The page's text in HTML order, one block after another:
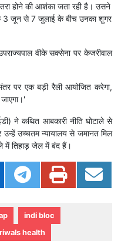
होने की आशंका जता रही है। उसने
3 जून से 7 जुलाई के बीच उनका शुगर
वीके सक्सेना पर केजरीवाल
पर एक बड़ी रैली आयोजित करेगा,
ने कथित आबकारी नीति घोटाले से
उन्हें उच्चतम न्यायालय से जमानत मिल
में तिहाड़ जेल में बंद हैं।
indi bloc
health